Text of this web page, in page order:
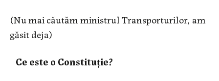
(Nu mai căutăm ministrul Transporturilor, am
găsit deja)
Ce este o Constituție?